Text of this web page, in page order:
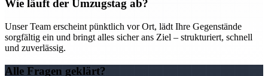
Wie läuft der Umzugstag ab?
Unser Team erscheint pünktlich vor Ort, lädt Ihre Gegenstände
sorgfältig ein und bringt alles sicher ans Ziel – strukturiert, schnell
und zuverlässig.
Alle Fragen geklärt?